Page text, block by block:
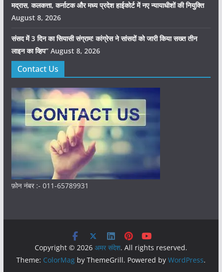
मद्रास, कलकत्ता, कर्नाटक और मध्य प्रदेश हाईकोर्ट में नए न्यायाधीशों की नियुक्ति
August 8, 2026
संसद में 3 दिन का सियासी संग्राम! कांग्रेस ने सांसदों को जारी किया सख्त तीन
लाइन का व्हिप” August 8, 2026
Contact Us
फ़ोन नंबर :- 011-65789931
Copyright © 2026 अमर संदेश. All rights reserved.
Theme: ColorMagby ThemeGrill. Powered by WordPress.